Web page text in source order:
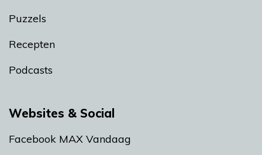
Puzzels
Recepten
Podcasts
Websites & Social
Facebook MAX Vandaag